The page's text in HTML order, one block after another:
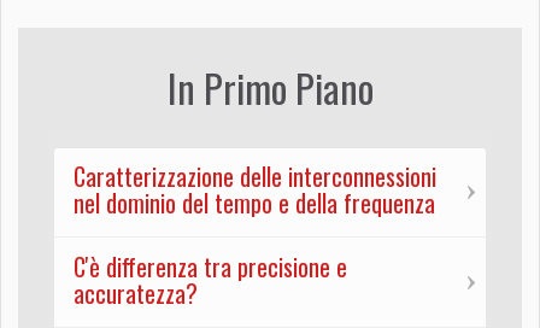
In Primo Piano
Caratterizzazione delle interconnessioni
nel dominio del tempo e della frequenza
C'è differenza tra precisione e
accuratezza?